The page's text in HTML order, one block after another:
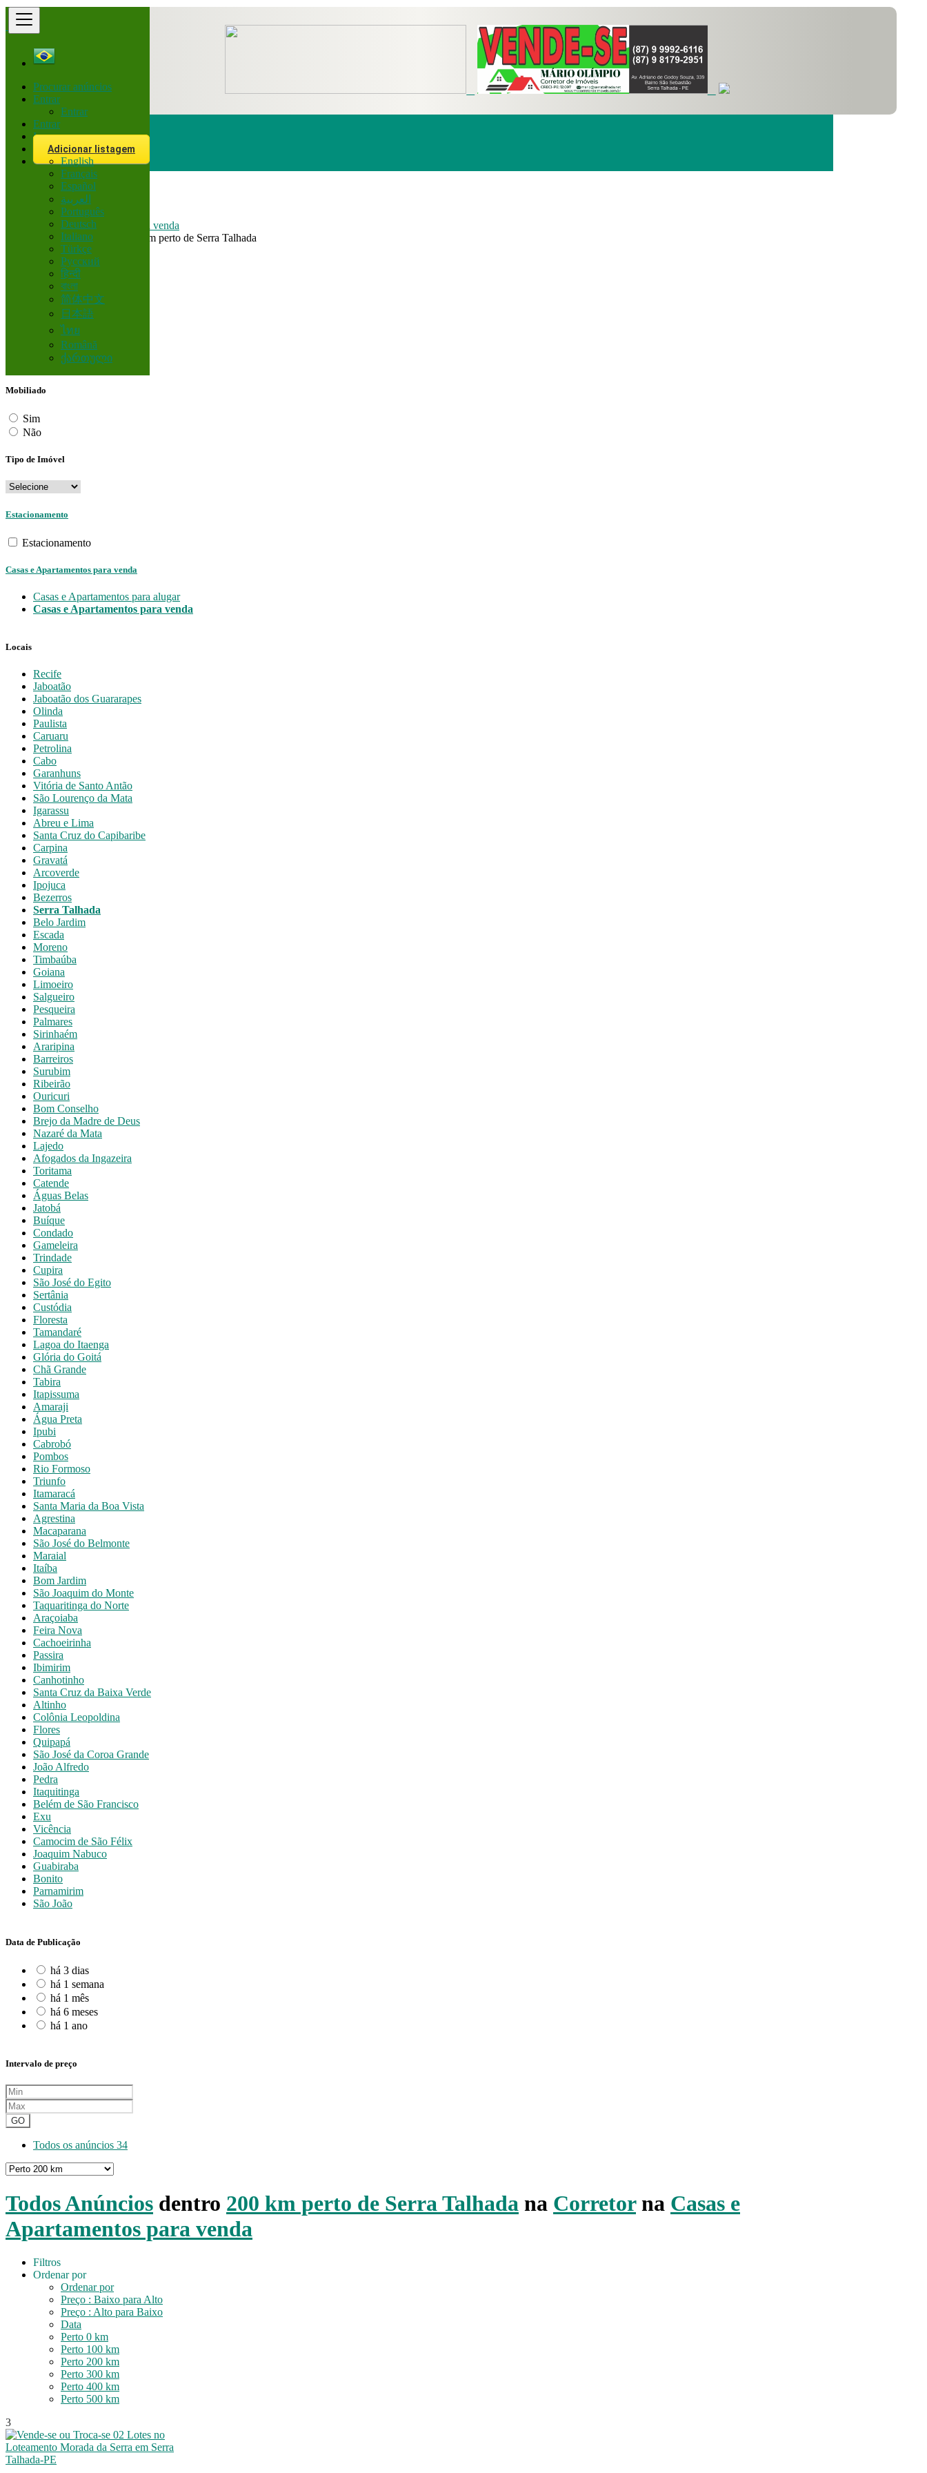
Procurar anúncios
Entrar
Entrar
Entrar
Inscreva-se
Adicionar listagem
English
Français
Español
العربية
Português
Deutsch
Italiano
Türkçe
Русский
हिन्दी
বাংলা
简体中文
日本語
ไทย
Română
ქართული
Procurar
Brasil
Corretor
Casas e Apartamentos para venda
Todos Anúncios em 200 km perto de Serra Talhada
Mobiliado
Sim
Não
Tipo de Imóvel
Estacionamento
Estacionamento
Casas e Apartamentos para venda
Casas e Apartamentos para alugar
Casas e Apartamentos para venda
Locais
Recife
Jaboatão
Jaboatão dos Guararapes
Olinda
Paulista
Caruaru
Petrolina
Cabo
Garanhuns
Vitória de Santo Antão
São Lourenço da Mata
Igarassu
Abreu e Lima
Santa Cruz do Capibaribe
Carpina
Gravatá
Arcoverde
Ipojuca
Bezerros
Serra Talhada
Belo Jardim
Escada
Moreno
Timbaúba
Goiana
Limoeiro
Salgueiro
Pesqueira
Palmares
Sirinhaém
Araripina
Barreiros
Surubim
Ribeirão
Ouricuri
Bom Conselho
Brejo da Madre de Deus
Nazaré da Mata
Lajedo
Afogados da Ingazeira
Toritama
Catende
Águas Belas
Jatobá
Buíque
Condado
Gameleira
Trindade
Cupira
São José do Egito
Sertânia
Custódia
Floresta
Tamandaré
Lagoa do Itaenga
Glória do Goitá
Chã Grande
Tabira
Itapissuma
Amaraji
Água Preta
Ipubi
Cabrobó
Pombos
Rio Formoso
Triunfo
Itamaracá
Santa Maria da Boa Vista
Agrestina
Macaparana
São José do Belmonte
Maraial
Itaíba
Bom Jardim
São Joaquim do Monte
Taquaritinga do Norte
Araçoiaba
Feira Nova
Cachoeirinha
Passira
Ibimirim
Canhotinho
Santa Cruz da Baixa Verde
Altinho
Colônia Leopoldina
Flores
Quipapá
São José da Coroa Grande
João Alfredo
Pedra
Itaquitinga
Belém de São Francisco
Exu
Vicência
Camocim de São Félix
Joaquim Nabuco
Guabiraba
Bonito
Parnamirim
São João
Data de Publicação
há 3 dias
há 1 semana
há 1 mês
há 6 meses
há 1 ano
Intervalo de preço
GO
Todos os anúncios 34
Todos Anúncios dentro 200 km perto de Serra Talhada na Corretorna Casas e
Apartamentos para venda
Filtros
Ordenar por
Ordenar por
Preço : Baixo para Alto
Preço : Alto para Baixo
Data
Perto 0 km
Perto 100 km
Perto 200 km
Perto 300 km
Perto 400 km
Perto 500 km
3